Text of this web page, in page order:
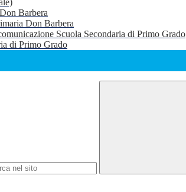
Barbera
Don Barbera
Scuola Secondaria di Primo Grado
di Primo Grado